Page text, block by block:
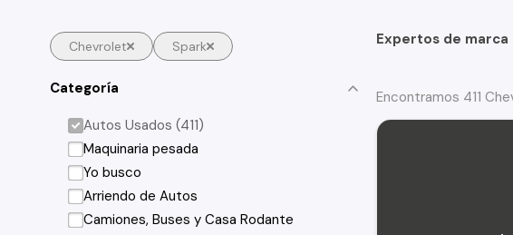
Chevrolet Spark
Categoría
Autos Usados (411)
Maquinaria pesada
Yo busco
Arriendo de Autos
Camiones, Buses y Casa Rodante
Expertos de marca
Encontramos 411